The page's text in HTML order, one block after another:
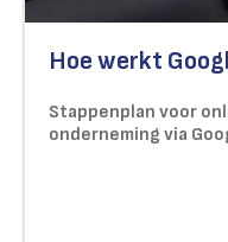
Hoe werkt
Stappenplan voor
onderneming via